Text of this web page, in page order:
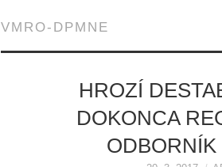
VMRO-DPMNE
HROZÍ
DOKONCA